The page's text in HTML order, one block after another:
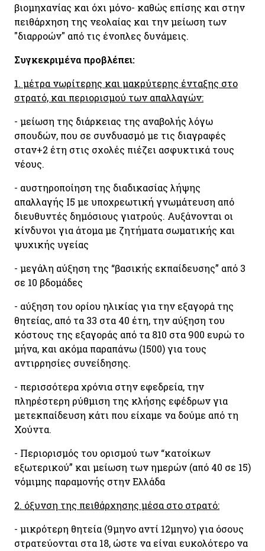
βιομηχανίας και όχι μόνο- καθώς επίσης και στην
πειθάρχηση της νεολαίας και την μείωση των
"διαρροών" από τις ένοπλες δυνάμεις.
Συγκεκριμένα προβλέπει:
1. μέτρα νωρίτερης και μακρύτερης ένταξης στο
στρατό, και περιορισμού των απαλλαγών:
- μείωση της διάρκειας της αναβολής λόγω
σπουδών, που σε συνδυασμό με τις διαγραφές
σταν+2 έτη στις σχολές πιέζει ασφυκτικά τους
νέους.
- αυστηροποίηση της διαδικασίας λήψης
απαλλαγής Ι5 με υποχρεωτική γνωμάτευση από
διευθυντές δημόσιους γιατρούς. Αυξάνονται οι
κίνδυνοι για άτομα με ζητήματα σωματικής και
ψυχικής υγείας
- μεγάλη αύξηση της “βασικής εκπαίδευσης” από 3
σε 10 βδομάδες
- αύξηση του ορίου ηλικίας για την εξαγορά της
θητείας, από τα 33 στα 40 έτη, την αύξηση του
κόστους της εξαγοράς από τα 810 στα 900 ευρώ το
μήνα, και ακόμα παραπάνω (1500) για τους
αντιρρησίες συνείδησης.
- περισσότερα χρόνια στην εφεδρεία, την
πληρέστερη ρύθμιση της κλήσης εφέδρων για
μετεκπαίδευση κάτι που είχαμε να δούμε από τη
Χούντα.
- Περιορισμός του ορισμού των “κατοίκων
εξωτερικού” και μείωση των ημερών (από 40 σε 15)
νόμιμης παραμονής στην Ελλάδα
2. όξυνση της πειθάρχησης μέσα στο στρατό:
- μικρότερη θητεία (9μηνο αντί 12μηνο) για όσους
στρατεύονται στα 18, ώστε να είναι ευκολότερο να